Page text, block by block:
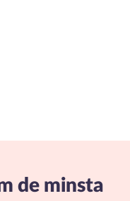
de minsta